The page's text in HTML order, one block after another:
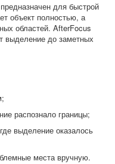
для быстрой
объект полностью, а
областей. AfterFocus
выделение до заметных
распознало границы;
выделение оказалось
места вручную.